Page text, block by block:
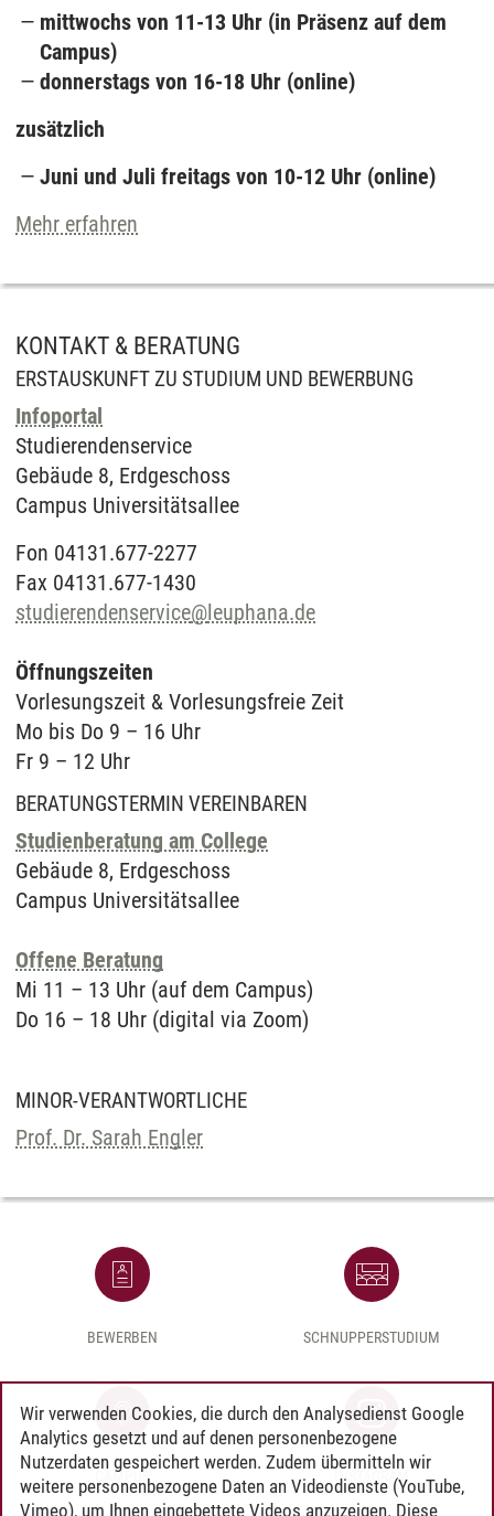
mittwochs von 11-13 Uhr (in Präsenz auf dem
Campus)
donnerstags von 16-18 Uhr (online)
zusätzlich
Juni und Juli freitags von 10-12 Uhr (online)
Mehr erfahren
KONTAKT & BERATUNG
ERSTAUSKUNFT ZU STUDIUM UND BEWERBUNG
Infoportal
Studierendenservice
Gebäude 8, Erdgeschoss
Campus Universitätsallee
Fon 04131.677-2277
Fax 04131.677-1430
studierendenservice@leuphana.de
Öffnungszeiten
Vorlesungszeit & Vorlesungsfreie Zeit
Mo bis Do 9 – 16 Uhr
Fr 9 – 12 Uhr
BERATUNGSTERMIN VEREINBAREN
Studienberatung am College
Gebäude 8, Erdgeschoss
Campus Universitätsallee
Offene Beratung
Mi 11 – 13 Uhr (auf dem Campus)
Do 16 – 18 Uhr (digital via Zoom)
MINOR-VERANTWORTLICHE
Prof. Dr. Sarah Engler
BEWERBEN SCHNUPPERSTUDIUM
CAMPUS INSTAGRAM
Wir verwenden Cookies, die durch den Analysedienst Google
Analytics gesetzt und auf denen personenbezogene
Nutzerdaten gespeichert werden. Zudem übermitteln wir
weitere personenbezogene Daten an Videodienste (YouTube,
Vimeo), um Ihnen eingebettete Videos anzuzeigen. Diese